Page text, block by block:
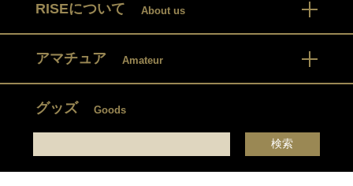
RISEについて About us
アマチュア Amateur
グッズ Goods